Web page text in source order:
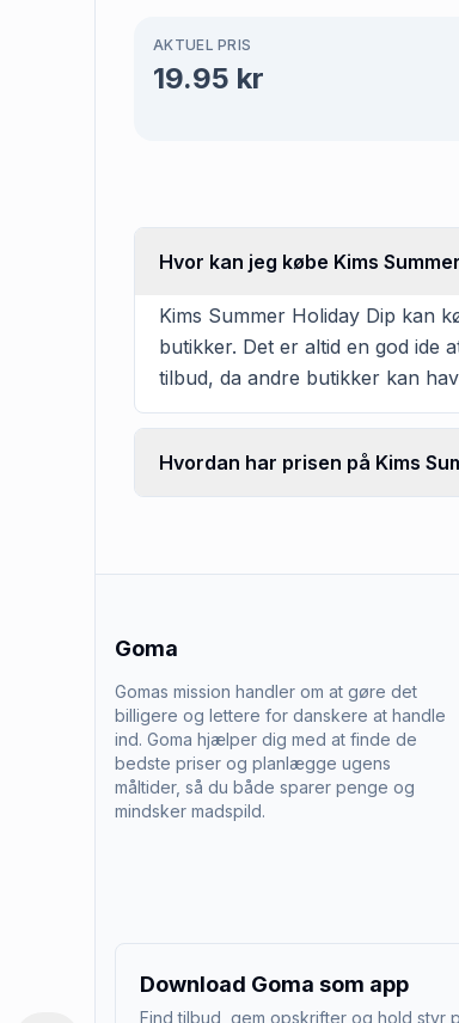
AKTUEL PRIS
19.95 kr
Hvor kan jeg købe Kims
Kims Summer Holiday Dip kan
butikker. Det er altid en god ide
tilbud, da andre butikker kan
Hvordan har prisen på Kims
Goma
Gomas mission handler om at gøre det
billigere og lettere for danskere at handle
ind. Goma hjælper dig med at finde de
bedste priser og planlægge ugens
måltider, så du både sparer penge og
mindsker madspild.
Download Goma som app
Find tilbud, gem opskrifter og hold styr